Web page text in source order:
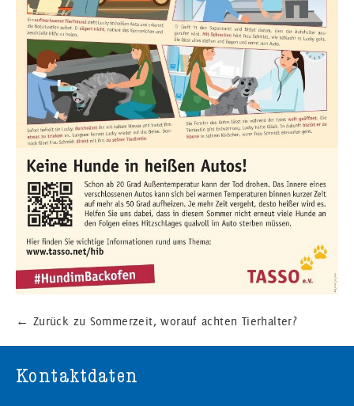
← Zurück zu Sommerzeit, worauf achten Tierhalter?
Kontaktdaten